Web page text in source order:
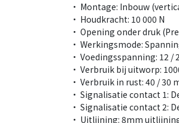
• Montage: Inbouw
• Houdkracht: 10 000 N
• Opening onder druk
• Werkingsmode:
• Voedingsspanning: 12 /
• Verbruik bij uitworp:
• Verbruik in rust: 40 / 30
• Signalisatie contact 1:
• Signalisatie contact 2:
• Uitlijning: 8mm